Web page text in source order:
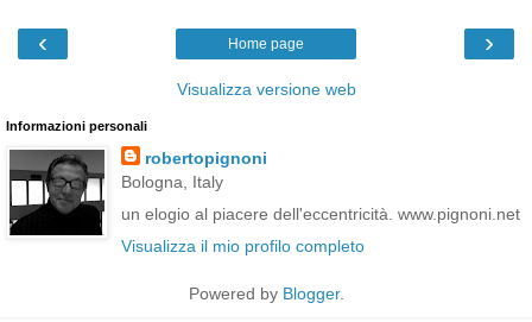
‹ ›
Home page
Visualizza versione web
Informazioni personali
robertopignoni
Bologna, Italy
un elogio al piacere dell'eccentricità. www.pignoni.net
Visualizza il mio profilo completo
Powered by Blogger.